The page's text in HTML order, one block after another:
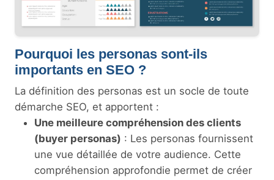
Pourquoi les personas sont-ils
importants en SEO ?
La définition des personas est un socle de toute
démarche SEO, et apportent :
Une meilleure compréhension des clients
(buyer personas) : Les personas fournissent
une vue détaillée de votre audience. Cette
compréhension approfondie permet de créer